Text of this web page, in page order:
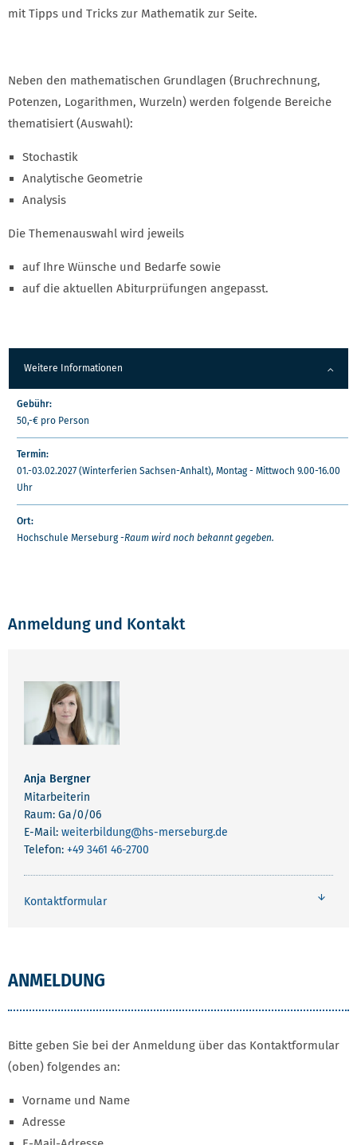
mit Tipps und Tricks zur Mathematik zur Seite.
Neben den mathematischen Grundlagen (Bruchrechnung,
Potenzen, Logarithmen, Wurzeln) werden folgende Bereiche
thematisiert (Auswahl):
Stochastik
Analytische Geometrie
Analysis
Die Themenauswahl wird jeweils
auf Ihre Wünsche und Bedarfe sowie
auf die aktuellen Abiturprüfungen angepasst.
Weitere Informationen
Gebühr:
50,-€ pro Person
Termin:
01.-03.02.2027 (Winterferien Sachsen-Anhalt), Montag - Mittwoch 9.00-16.00
Uhr
Ort:
Hochschule Merseburg -Raum wird noch bekannt gegeben.
Anmeldung und Kontakt
Anja Bergner
Mitarbeiterin
Raum: Ga/0/06
E-Mail: weiterbildung@hs-merseburg.de
Telefon: +49 3461 46-2700
Kontaktformular
ANMELDUNG
Bitte geben Sie bei der Anmeldung über das Kontaktformular
(oben) folgendes an:
Vorname und Name
Adresse